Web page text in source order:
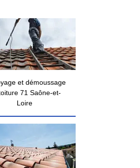
et démoussage
71 Saône-et-
Loire